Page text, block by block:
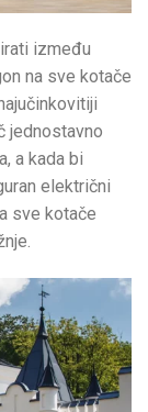
između
na sve kotače
jednostavno
a kada bi
električni
sve kotače